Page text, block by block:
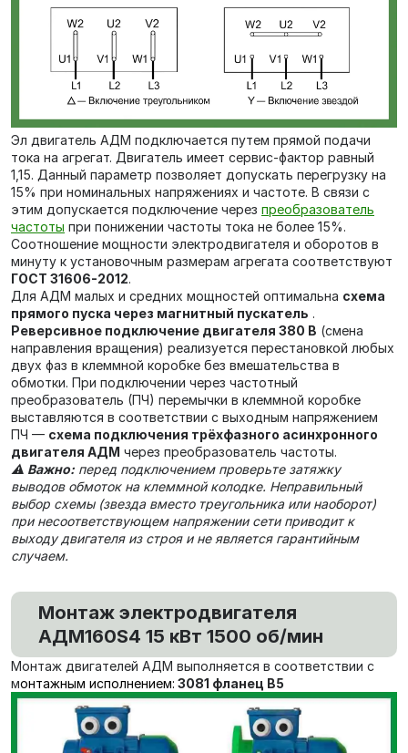
Эл двигатель АДМ подключается путем прямой подачи
тока на агрегат. Двигатель имеет сервис-фактор равный
1,15. Данный параметр позволяет допускать перегрузку на
15% при номинальных напряжениях и частоте. В связи с
этим допускается подключение через преобразователь
частоты при понижении частоты тока не более 15%.
Соотношение мощности электродвигателя и оборотов в
минуту к установочным размерам агрегата соответствуют
ГОСТ 31606-2012.
Для АДМ малых и средних мощностей оптимальна схема
прямого пуска через магнитный пускатель .
Реверсивное подключение двигателя 380 В (смена
направления вращения) реализуется перестановкой любых
двух фаз в клеммной коробке без вмешательства в
обмотки. При подключении через частотный
преобразователь (ПЧ) перемычки в клеммной коробке
выставляются в соответствии с выходным напряжением
ПЧ — схема подключения трёхфазного асинхронного
двигателя АДМ через преобразователь частоты.
⚠️ Важно: перед подключением проверьте затяжку
выводов обмоток на клеммной колодке. Неправильный
выбор схемы (звезда вместо треугольника или наоборот)
при несоответствующем напряжении сети приводит к
выходу двигателя из строя и не является гарантийным
случаем.
Монтаж электродвигателя
АДМ160S4 15 кВт 1500 об/мин
Монтаж двигателей АДМ выполняется в соответствии с
монтажным исполнением: 3081 фланец В5